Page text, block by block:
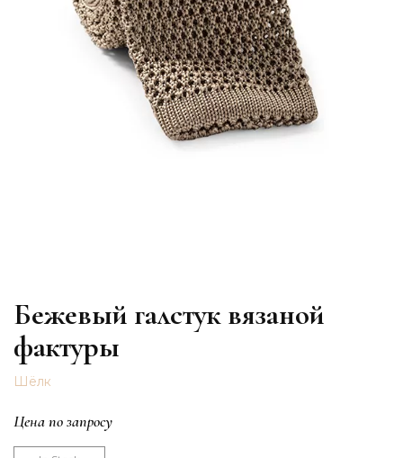
Бежевый галстук вязаной
фактуры
Шёлк
Цена по запросу